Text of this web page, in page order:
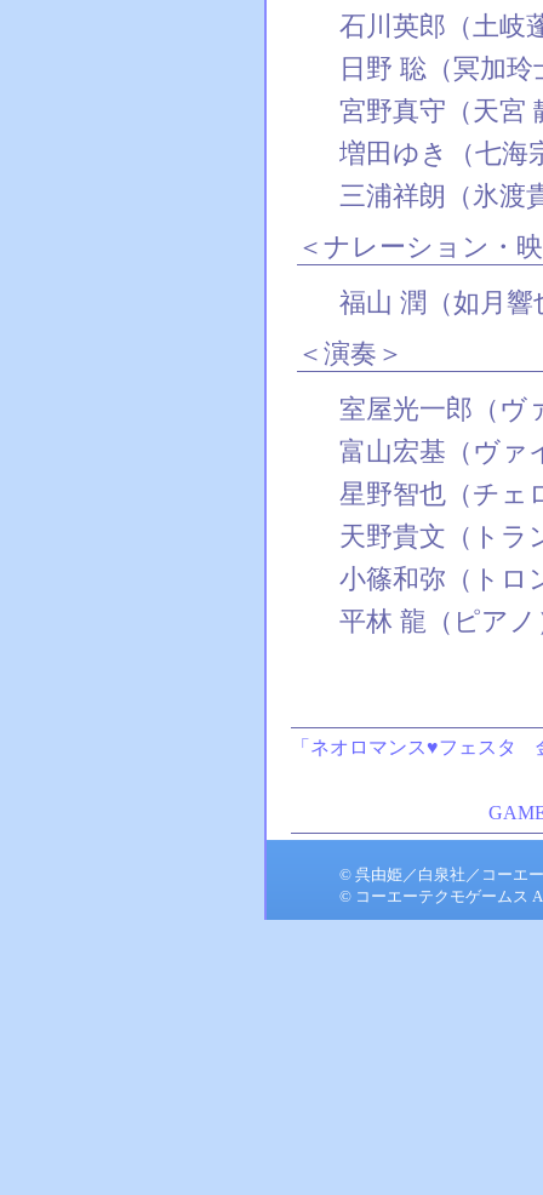
石川英郎（土岐
日野 聡（冥加
宮野真守（天宮
増田ゆき（七海
三浦祥朗（氷渡
＜ナレーション・
福山 潤（如月響
＜演奏＞
室屋光一郎（ヴ
富山宏基（ヴァ
星野智也（チェ
天野貴文（トラ
小篠和弥（トロ
平林 龍（ピアノ
「ネオロマンス♥フェスタ
© 呉由姫／白泉社／コーエ
© コーエーテクモゲームス